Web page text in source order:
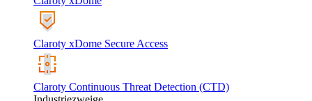
Claroty xDome Secure Access
Claroty Continuous Threat Detection (CTD)